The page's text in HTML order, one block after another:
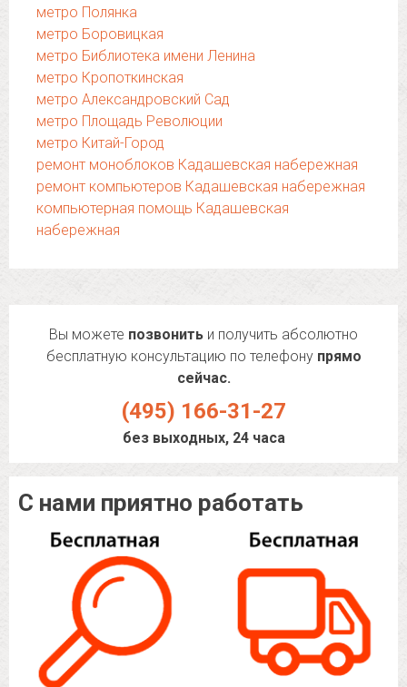
метро Полянка
метро Боровицкая
метро Библиотека имени Ленина
метро Кропоткинская
метро Александровский Сад
метро Площадь Революции
метро Китай-Город
ремонт моноблоков Кадашевская набережная
ремонт компьютеров Кадашевская набережная
компьютерная помощь Кадашевская
набережная
Вы можете позвонить и получить абсолютно
бесплатную консультацию по телефону прямо
сейчас.
(495) 166-31-27
без выходных, 24 часа
С нами приятно работать